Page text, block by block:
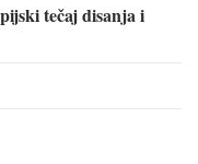
tečaj disanja i